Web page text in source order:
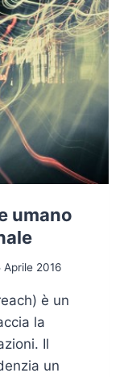
umano
Aprile 2016
è un
la
Il
un